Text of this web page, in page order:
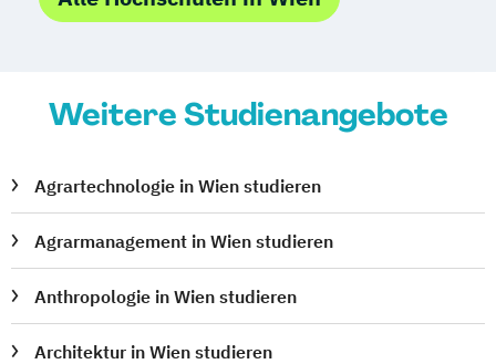
Philosophie Philosophie
Politikwissenschaft Polnisch (Lehramt)
Psychologie und Philosophie (Lehramt)
Publizistik- und
Kommunikationswissenschaft
Publizistik- und
Kommunikationswissenschaft
Weitere Studienangebote
Agrartechnologie in Wien studieren
Agrarmanagement in Wien studieren
Anthropologie in Wien studieren
Architektur in Wien studieren